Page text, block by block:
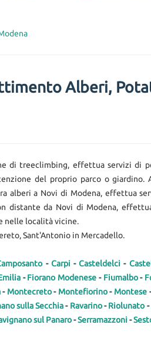
Alberi,
di treeclimbing, effettua servizi di
del proprio parco o
alberi a Novi di Modena, effettua
distante da Novi di Modena,
nelle località vicine.
Sant'Antonio in Mercadello.
- Carpi -Casteldelci -
-Fiorano Modenese - Fiumalbo-
- Montecreto- Montefiorino- Montese
sulla Secchia- Ravarino-Riolunato -
sul Panaro-Serramazzoni -